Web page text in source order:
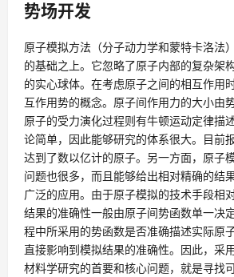
势场开发
原子模拟方法（分子动力学和蒙特卡洛法
的基础之上。它忽略了原子内部的复杂架
的实心球体。在考虑原子之间的相互作用
互作用势的概念。原子间作用力的大小由
原子的受力演化过程则有牛顿运动定律描
论简单，因此能够研究的体系很大。目前
达到了数以亿计的原子。另一方面，原子
问题也很多，而且能够给出相对精确的结
广泛的应用。由于原子模拟的技术手段相
结果的准确性一般由原子间势函数单一决
程中所采用的势函数是否准确描述实际原
直接影响到模拟结果的准确性。因此，采
材料学研究的首要和核心问题，就是寻找